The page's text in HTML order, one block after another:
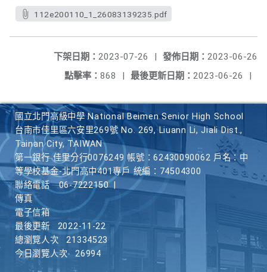
112e200110_1_26083139235.pdf
發佈日期： 2023-06-26
下架日期： 2023-07-26
|
最後更新日期： 2023-06-26 |
點擊率： 868 |
國立北門高級中學 National Beimen Senior High School
台南市佳里區六安里269號 No. 269, Liuann Li, Jiali Dist.,
Tainan City, TAIWAN
第一銀行 佳里分行0076249 帳號：62430090062 戶名：中
等學校基金-北門高中401專戶 統編：74504300
聯絡電話
06-7222150
傳真
電子信箱
最後更新
2022-11-22
總瀏覽人次
21334523
今日瀏覽人次
26994